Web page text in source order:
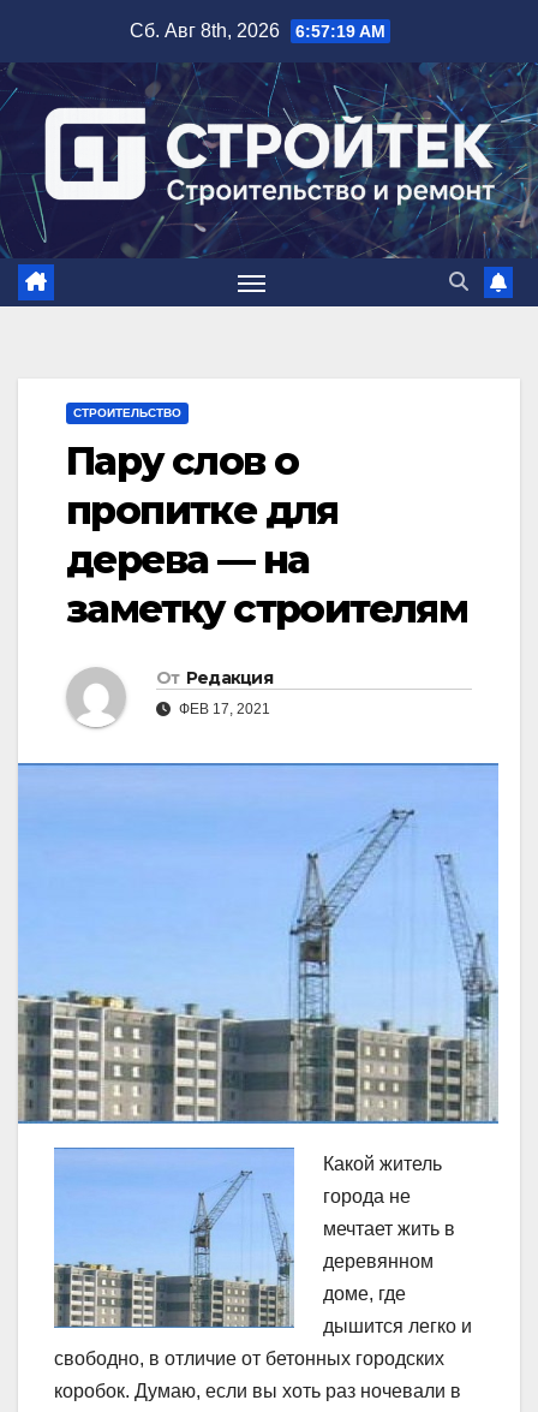
содержимому
Сб. Авг 8th, 2026 6:57:20 AM
СТРОИТЕЛЬСТВО
Пару слов о
пропитке для
дерева — на
заметку строителям
От Редакция
ФЕВ 17, 2021
Какой житель
города не
мечтает жить в
деревянном
доме, где
дышится легко и
свободно, в отличие от бетонных городских
коробок. Думаю, если вы хоть раз ночевали в